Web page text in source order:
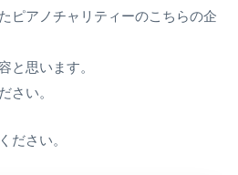
ピアノチャリティーのこちらの企
と思います。
さい。
ださい。